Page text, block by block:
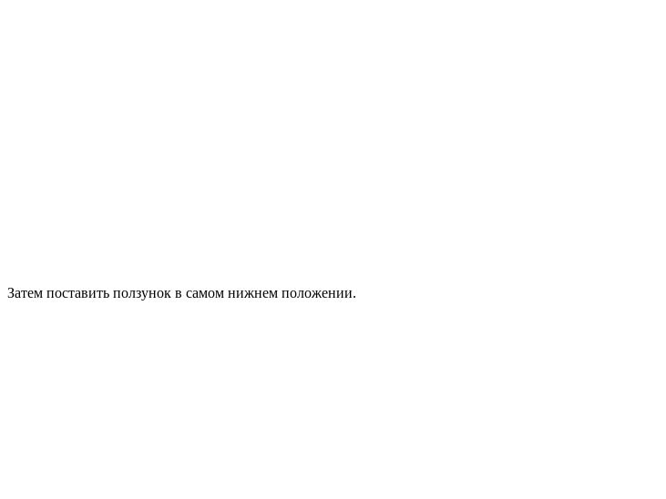
Затем поставить ползунок в самом нижнем положении.